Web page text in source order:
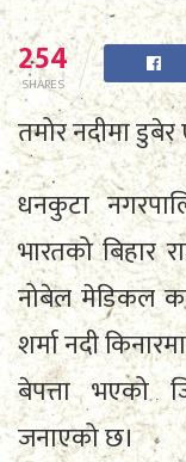
254
SHARES
तमोर नदीमा
धनकुटा
भारतको बिहार
नोबेल मेडिकल
शर्मा नदी
बेपत्ता भएको
जनाएको छ।